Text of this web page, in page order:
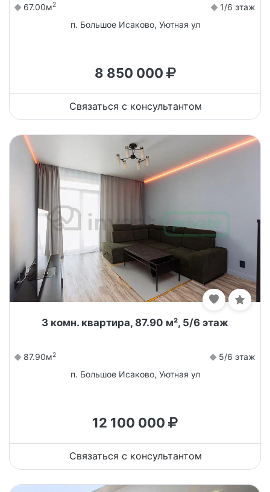
67.00м2
1/6 этаж
п. Большое Исаково, Уютная ул
8 850 000
Связаться с консультантом
3 комн. квартира, 87.90 м², 5/6 этаж
87.90м2
5/6 этаж
п. Большое Исаково, Уютная ул
12 100 000
Связаться с консультантом